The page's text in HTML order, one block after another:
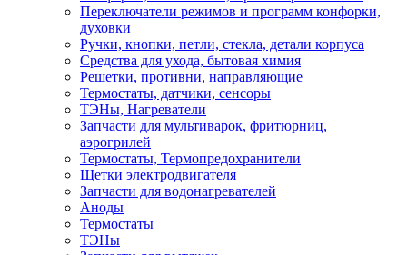
Переключатели режимов и программ конфорки,
духовки
Ручки, кнопки, петли, стекла, детали корпуса
Средства для ухода, бытовая химия
Решетки, противни, направляющие
Термостаты, датчики, сенсоры
ТЭНы, Нагреватели
Запчасти для мультиварок, фритюрниц,
аэрогрилей
Термостаты, Термопредохранители
Щетки электродвигателя
Запчасти для водонагревателей
Аноды
Термостаты
ТЭНы